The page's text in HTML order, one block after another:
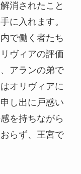
消されたこと
に入れます。
で働く者たち
ヴィアの評価
アランの弟で
オリヴィアに
し出に戸惑い
を持ちながら
らず、王宮で